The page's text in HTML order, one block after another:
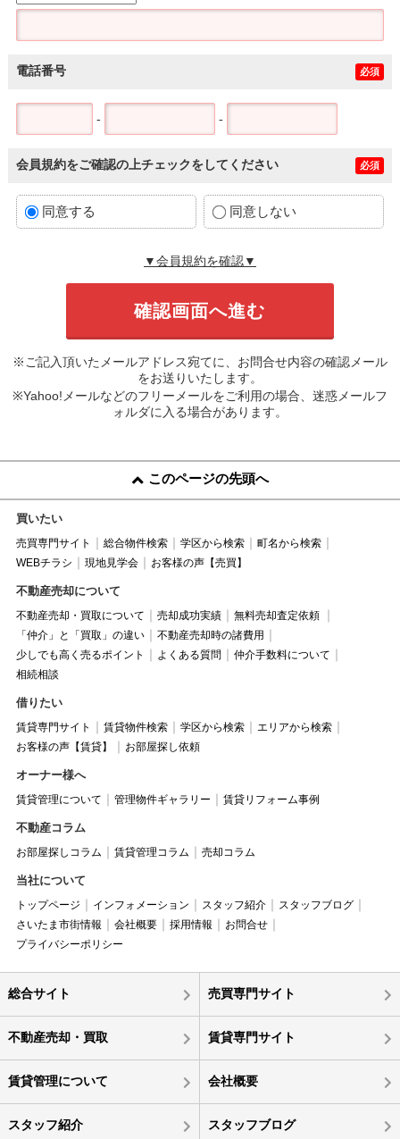
電話番号 必須
- -
会員規約をご確認の上チェックをしてください 必須
同意する 同意しない
▼会員規約を確認▼
※ご記入頂いたメールアドレス宛てに、お問合せ内容の確認メール
をお送りいたします。
※Yahoo!メールなどのフリーメールをご利用の場合、迷惑メールフ
ォルダに入る場合があります。
このページの先頭へ
買いたい
売買専門サイト 総合物件検索 学区から検索
町名から検索
WEBチラシ
現地見学会 お客様の声【売買】
不動産売却について
不動産売却・買取について 売却成功実績
無料売却査定依頼
「仲介」と「買取」の違い
不動産売却時の諸費用
少しでも高く売るポイント
よくある質問
仲介手数料について
相続相談
借りたい
賃貸専門サイト 賃貸物件検索 学区から検索
エリアから検索
お客様の声【賃貸】
お部屋探し依頼
オーナー様へ
賃貸管理について 管理物件ギャラリー 賃貸リフォーム事例
不動産コラム
お部屋探しコラム 賃貸管理コラム 売却コラム
当社について
トップページ インフォメーション スタッフ紹介
スタッフブログ
さいたま市街情報
会社概要 採用情報
お問合せ
プライバシーポリシー
総合サイト 売買専門サイト
不動産売却・買取 賃貸専門サイト
賃貸管理について 会社概要
スタッフ紹介 スタッフブログ